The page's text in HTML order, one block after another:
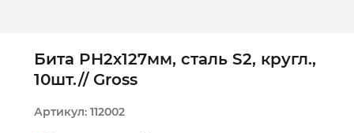
Бита PH2х127мм, сталь S2, кругл.,
10шт.// Gross
Артикул: 112002